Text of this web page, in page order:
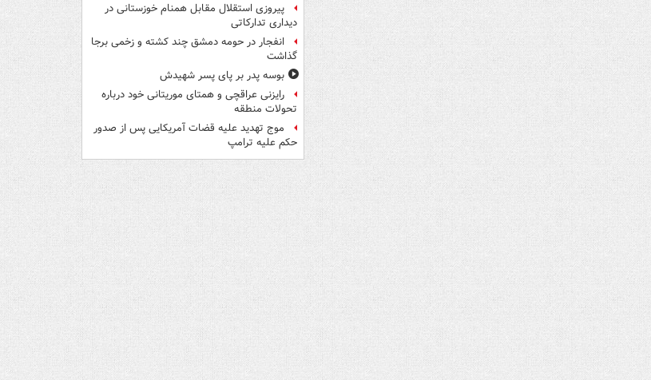
پیروزی استقلال مقابل همنام خوزستانی در
دیداری تدارکاتی
انفجار در حومه دمشق چند کشته و زخمی برجا
گذاشت
بوسه‌ پدر بر پای پسر شهیدش
رایزنی عراقچی و همتای موریتانی خود درباره
تحولات منطقه
موج تهدید علیه قضات آمریکایی پس از صدور
حکم علیه ترامپ